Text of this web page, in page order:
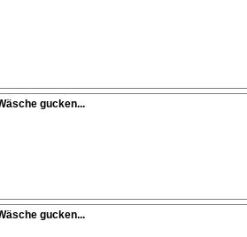
gucken...
gucken...